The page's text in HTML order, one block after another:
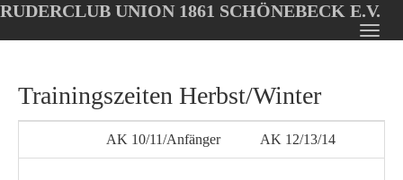
Oops, an error occurred! Code: 2026080720214556c648c0
main
RUDERCLUB UNION 1861 SCHÖNEBECK E.V.
Trainingszeiten Herbst/Winter
AK 10/11/Anfänger AK 12/13/14